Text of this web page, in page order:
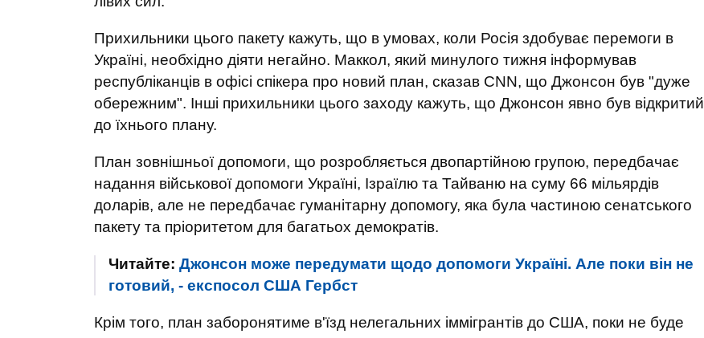
Прихильники цього пакету кажуть, що в умовах, коли Росія здобуває перемоги в
Україні, необхідно діяти негайно. Маккол, який минулого тижня інформував
республіканців в офісі спікера про новий план, сказав CNN, що Джонсон був "дуже
обережним". Інші прихильники цього заходу кажуть, що Джонсон явно був відкритий
до їхнього плану.
План зовнішньої допомоги, що розробляється двопартійною групою, передбачає
надання військової допомоги Україні, Ізраїлю та Тайваню на суму 66 мільярдів
доларів, але не передбачає гуманітарну допомогу, яка була частиною сенатського
пакету та пріоритетом для багатьох демократів.
Читайте: Джонсон може передумати щодо допомоги Україні. Але поки він не
готовий, - експосол США Гербст
Крім того, план заборонятиме в'їзд нелегальних іммігрантів до США, поки не буде